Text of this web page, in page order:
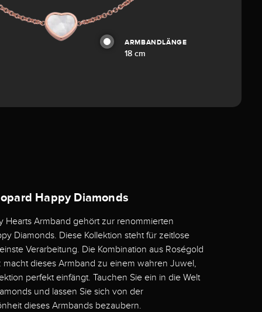
ARMBANDLÄNGE
18 cm
Happy Diamonds
Hearts Armband gehört zur renommierten
Diamonds. Diese Kollektion steht für zeitlose
Verarbeitung. Die Kombination aus Roségold
dieses Armband zu einem wahren Juwel,
perfekt einfängt. Tauchen Sie ein in die Welt
und lassen Sie sich von der
dieses Armbands bezaubern.